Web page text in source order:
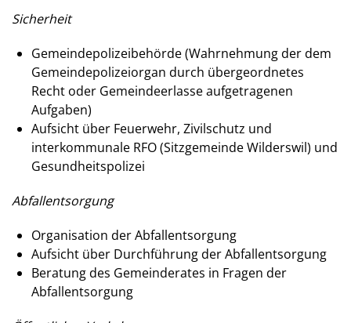
Sicherheit
Gemeindepolizeibehörde (Wahrnehmung der dem
Gemeindepolizeiorgan durch übergeordnetes
Recht oder Gemeindeerlasse aufgetragenen
Aufgaben)
Aufsicht über Feuerwehr, Zivilschutz und
interkommunale RFO (Sitzgemeinde Wilderswil) und
Gesundheitspolizei
Abfallentsorgung
Organisation der Abfallentsorgung
Aufsicht über Durchführung der Abfallentsorgung
Beratung des Gemeinderates in Fragen der
Abfallentsorgung